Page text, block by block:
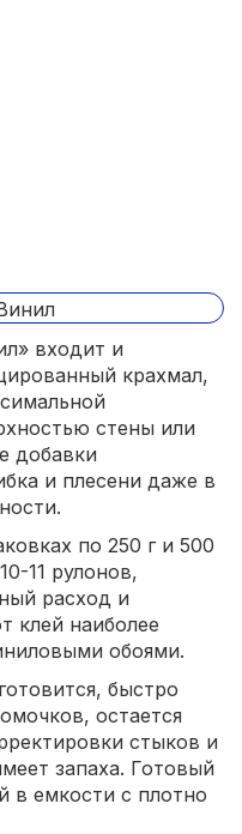
входит и
крахмал,
стены или
добавки
и плесени даже в
по 250 г и 500
11 рулонов,
расход и
клей наиболее
обоями.
быстро
остается
стыков и
запаха. Готовый
в емкости с плотно